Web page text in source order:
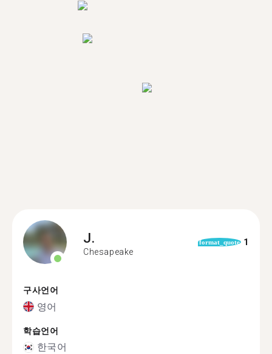
J.
Chesapeake
format_quote 1
구사언어
영어
학습언어
한국어